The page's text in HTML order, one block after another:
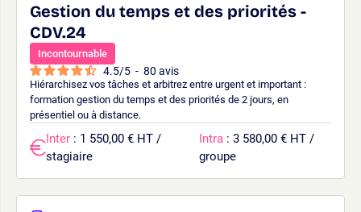
Gestion du temps et des priorités -
CDV.24
Incontournable
4.5/5 - 80 avis
Hiérarchisez vos tâches et arbitrez entre urgent et important :
formation gestion du temps et des priorités de 2 jours, en
présentiel ou à distance.
Inter : 1 550,00 € HT /
stagiaire
Intra : 3 580,00 € HT /
groupe